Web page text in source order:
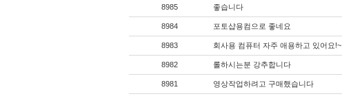
8985 좋습니다
8984 포토샵용컴으로 좋네요
8983 회사용 컴퓨터 자주 애용하고 있어요!~
8982 롤하시는분 강추합니다
8981 영상작업하려고 구매했습니다